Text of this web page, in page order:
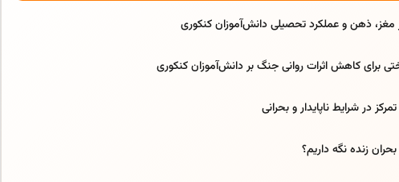
ذهن و عملکرد تحصیلی دانش‌آموزان کنکوری
برای کاهش اثرات روانی جنگ بر دانش‌آموزان کنکوری
در شرایط ناپایدار و بحرانی
زنده نگه داریم؟